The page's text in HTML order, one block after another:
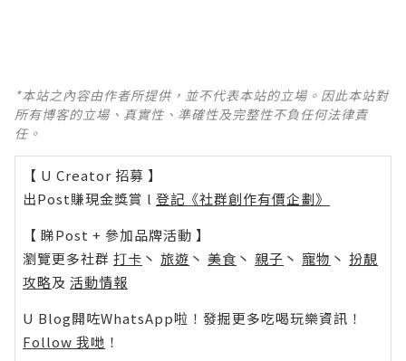
*本站之內容由作者所提供，並不代表本站的立場。因此本站對
所有博客的立場、真實性、準確性及完整性不負任何法律責
任。
【 U Creator 招募 】
出Post賺現金獎賞 l 登記《社群創作有價企劃》
【 睇Post + 參加品牌活動 】
瀏覽更多社群 打卡 丶 旅遊 丶 美食 丶 親子 丶 寵物 丶 扮靚
攻略及 活動情報
U Blog開咗WhatsApp啦！發掘更多吃喝玩樂資訊！
Follow 我哋 ！